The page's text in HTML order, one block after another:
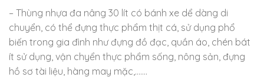
– Thùng nhựa đa nâng 30 lít có bánh xe dể dàng di
chuyển, có thể đựng thực phẩm thịt cá, sử dụng phổ
biến trong gia đình như đựng đồ đạc, quần áo, chén bát
ít sử dụng, vận chyển thực phẩm sống, nông sản, đựng
hồ sơ tài liệu, hàng may mặc,…….